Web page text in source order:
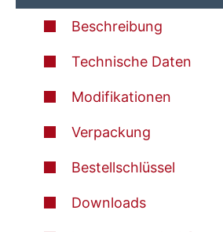
Beschreibung
Technische Daten
Modifikationen
Verpackung
Bestellschlüssel
Downloads